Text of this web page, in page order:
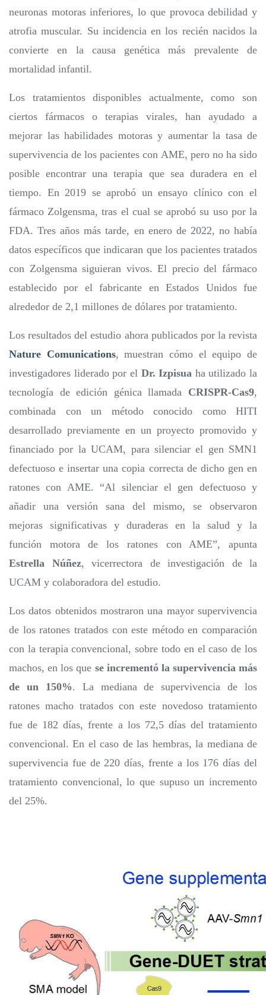
neuronas motoras inferiores, lo que provoca debilidad y
atrofia muscular. Su incidencia en los recién nacidos la
convierte en la causa genética más prevalente de
mortalidad infantil.
Los tratamientos disponibles actualmente, como son
ciertos fármacos o terapias virales, han ayudado a
mejorar las habilidades motoras y aumentar la tasa de
supervivencia de los pacientes con AME, pero no ha sido
posible encontrar una terapia que sea duradera en el
tiempo. En 2019 se aprobó un ensayo clínico con el
fármaco Zolgensma, tras el cual se aprobó su uso por la
FDA. Tres años más tarde, en enero de 2022, no había
datos específicos que indicaran que los pacientes tratados
con Zolgensma siguieran vivos. El precio del fármaco
establecido por el fabricante en Estados Unidos fue
alrededor de 2,1 millones de dólares por tratamiento.
Los resultados del estudio ahora publicados por la revista
Nature Comunications, muestran cómo el equipo de
investigadores liderado por el Dr. Izpisua ha utilizado la
tecnología de edición génica llamada CRISPR-Cas9,
combinada con un método conocido como HITI
desarrollado previamente en un proyecto promovido y
financiado por la UCAM, para silenciar el gen SMN1
defectuoso e insertar una copia correcta de dicho gen en
ratones con AME. “Al silenciar el gen defectuoso y
añadir una versión sana del mismo, se observaron
mejoras significativas y duraderas en la salud y la
función motora de los ratones con AME”, apunta
Estrella Núñez, vicerrectora de investigación de la
UCAM y colaboradora del estudio.
Los datos obtenidos mostraron una mayor supervivencia
de los ratones tratados con este método en comparación
con la terapia convencional, sobre todo en el caso de los
machos, en los que se incrementó la supervivencia más
de un 150%. La mediana de supervivencia de los
ratones macho tratados con este novedoso tratamiento
fue de 182 días, frente a los 72,5 días del tratamiento
convencional. En el caso de las hembras, la mediana de
supervivencia fue de 220 días, frente a los 176 días del
tratamiento convencional, lo que supuso un incremento
del 25%.